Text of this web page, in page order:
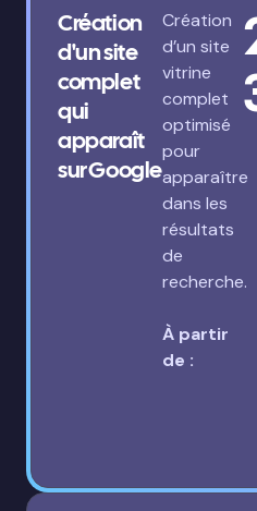
Création
d'un site
complet
qui
apparaît
sur Google
Création
d’un site
vitrine
complet
optimisé
pour
apparaître
dans les
résultats
de
recherche.
À partir
de :